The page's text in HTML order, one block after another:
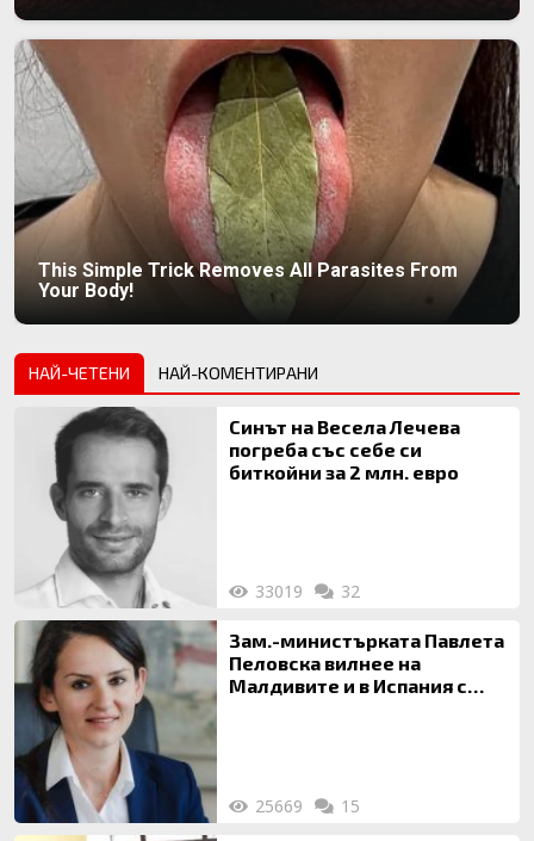
This Simple Trick Removes All Parasites From
Your Body!
НАЙ-ЧЕТЕНИ НАЙ-КОМЕНТИРАНИ
Синът на Весела Лечева
погреба със себе си
биткойни за 2 млн. евро
33019 32
Зам.-министърката Павлета
Пеловска вилнее на
Малдивите и в Испания с
25669 15